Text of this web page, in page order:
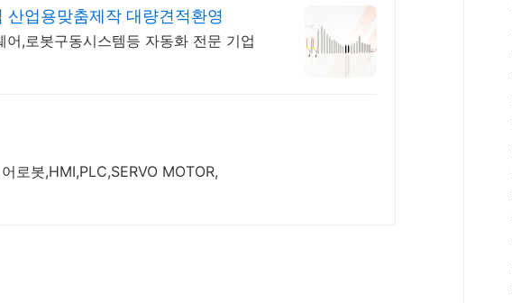
업용맞춤제작 대량견적환영
,로봇구동시스템등 자동화 전문 기업
로봇,HMI,PLC,SERVO MOTOR,